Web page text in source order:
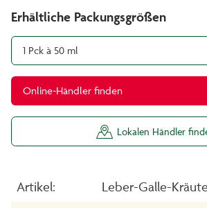
Erhältliche Packungsgrößen
1 Pck à 50 ml
Online-Händler finden
Lokalen Händler
Artikel:
Leber-Galle-